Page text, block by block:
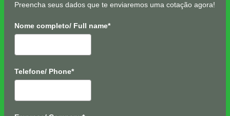
Preencha seus dados que te enviaremos uma cotação agora!
Nome completo/ Full name*
Telefone/ Phone*